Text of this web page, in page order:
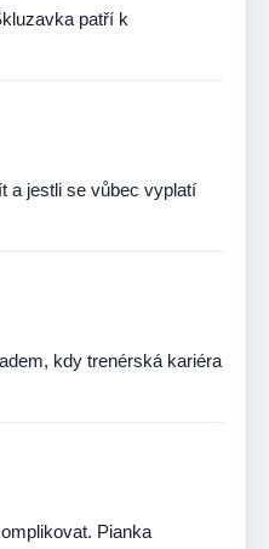
patří k
a jestli se vůbec vyplatí
kdy trenérská kariéra
Pianka